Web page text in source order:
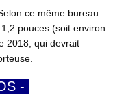
ce même bureau
pouces (soit environ
2018, qui devrait
-